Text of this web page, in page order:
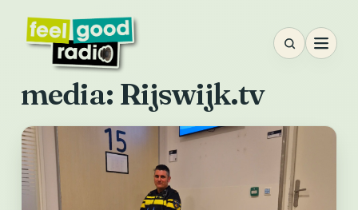
inhoud
media: Rijswijk.tv